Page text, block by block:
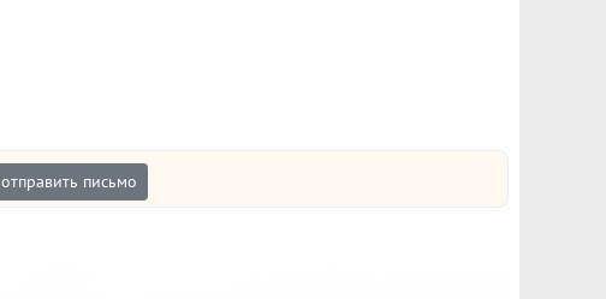
отправить письмо